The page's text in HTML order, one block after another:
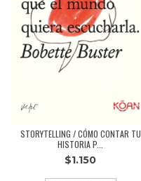
STORYTELLING / CÓMO CONTAR TU
HISTORIA P...
$1.150